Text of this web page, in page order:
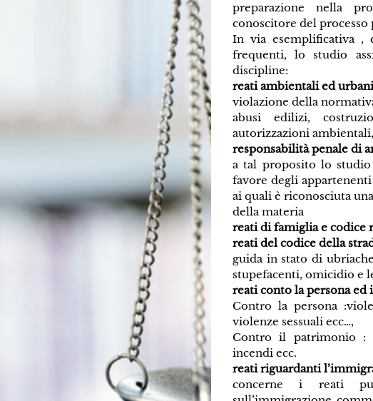
preparazione nella
conoscitore del processo
In via esemplificativa
frequenti, lo studio
discipline:
reati ambientali ed
violazione della
abusi edilizi,
autorizzazioni
responsabilità penale di
a tal proposito lo
favore degli
ai quali è riconosciuta
della materia
reati di famiglia e codice
reati del codice della
guida in stato di
stupefacenti, omicidio e
reati conto la persona
Contro la persona
violenze sessuali ecc…,
Contro il patrimonio :
incendi ecc.
reati riguardanti
concerne i reati